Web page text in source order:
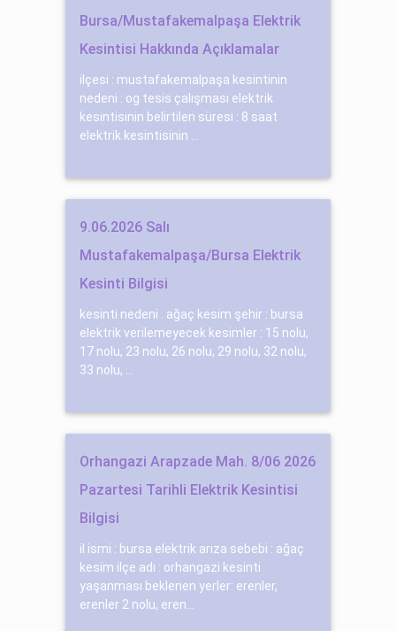
Bursa/Mustafakemalpaşa Elektrik
Kesintisi Hakkında Açıklamalar
ilçesi : mustafakemalpaşa kesintinin
nedeni : og tesi̇s çalışması elektrik
kesintisinin belirtilen süresi : 8 saat
elektrik kesintisinin ...
9.06.2026 Salı
Mustafakemalpaşa/Bursa Elektrik
Kesinti Bilgisi
kesinti nedeni : ağaç kesi̇m şehir : bursa
elektrik verilemeyecek kesimler : 15 nolu,
17 nolu, 23 nolu, 26 nolu, 29 nolu, 32 nolu,
33 nolu, ...
Orhangazi Arapzade Mah. 8/06 2026
Pazartesi Tarihli Elektrik Kesintisi
Bilgisi
il ismi : bursa elektrik arıza sebebi : ağaç
kesi̇m ilçe adı : orhangazi kesinti
yaşanması beklenen yerler: erenler,
erenler 2 nolu, eren...